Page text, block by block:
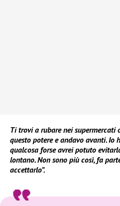
Ti trovi a rubare nei supermercati
questo potere e andavo avanti. Io
qualcosa forse avrei potuto
lontano. Non sono più così, fa
accettarlo”.